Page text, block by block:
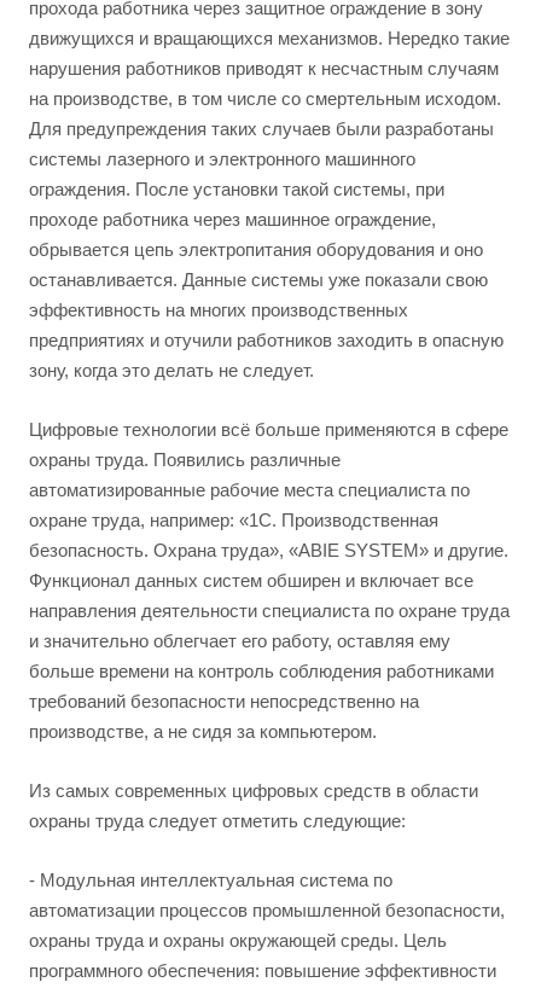
прохода работника через защитное ограждение в зону
движущихся и вращающихся механизмов. Нередко такие
нарушения работников приводят к несчастным случаям
на производстве, в том числе со смертельным исходом.
Для предупреждения таких случаев были разработаны
системы лазерного и электронного машинного
ограждения. После установки такой системы, при
проходе работника через машинное ограждение,
обрывается цепь электропитания оборудования и оно
останавливается. Данные системы уже показали свою
эффективность на многих производственных
предприятиях и отучили работников заходить в опасную
зону, когда это делать не следует.
Цифровые технологии всё больше применяются в сфере
охраны труда. Появились различные
автоматизированные рабочие места специалиста по
охране труда, например: «1С. Производственная
безопасность. Охрана труда», «ABIE SYSTEM» и другие.
Функционал данных систем обширен и включает все
направления деятельности специалиста по охране труда
и значительно облегчает его работу, оставляя ему
больше времени на контроль соблюдения работниками
требований безопасности непосредственно на
производстве, а не сидя за компьютером.
Из самых современных цифровых средств в области
охраны труда следует отметить следующие:
- Модульная интеллектуальная система по
автоматизации процессов промышленной безопасности,
охраны труда и охраны окружающей среды. Цель
программного обеспечения: повышение эффективности